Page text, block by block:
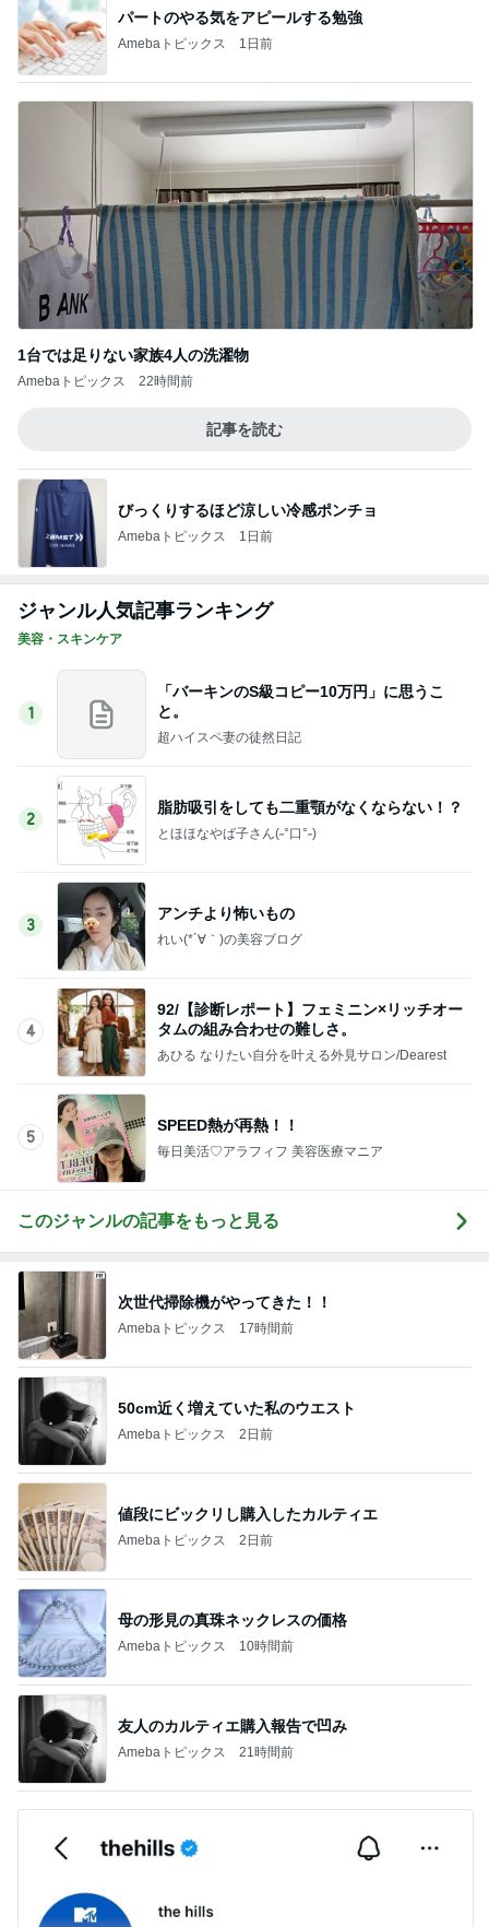
パートのやる気をアピールする勉強
Amebaトピックス 1日前
1台では足りない家族4人の洗濯物
Amebaトピックス 22時間前
記事を読む
びっくりするほど涼しい冷感ポンチョ
Amebaトピックス 1日前
ジャンル人気記事ランキング
美容・スキンケア
1
「バーキンのS級コピー10万円」に思うこ
と。
超ハイスペ妻の徒然日記
2
脂肪吸引をしても二重顎がなくならない！？
とほほなやば子さん(˶°口°˶)
3
アンチより怖いもの
れい(*´∀｀)の美容ブログ
4
92/【診断レポート】フェミニン×リッチオー
タムの組み合わせの難しさ。
あひる なりたい自分を叶える外見サロン/Dearest
5
SPEED熱が再熱！！
毎日美活♡アラフィフ 美容医療マニア
このジャンルの記事をもっと見る
次世代掃除機がやってきた！！
Amebaトピックス 17時間前
50cm近く増えていた私のウエスト
Amebaトピックス 2日前
値段にビックリし購入したカルティエ
Amebaトピックス 2日前
母の形見の真珠ネックレスの価格
Amebaトピックス 10時間前
友人のカルティエ購入報告で凹み
Amebaトピックス 21時間前